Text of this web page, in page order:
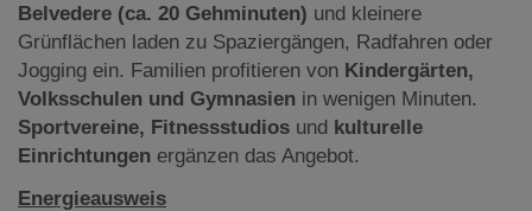
Belvedere (ca. 20 Gehminuten) und kleinere
Grünflächen laden zu Spaziergängen, Radfahren oder
Jogging ein. Familien profitieren von Kindergärten,
Volksschulen und Gymnasien in wenigen Minuten.
Sportvereine, Fitnessstudios und kulturelle
Einrichtungen ergänzen das Angebot.
Energieausweis